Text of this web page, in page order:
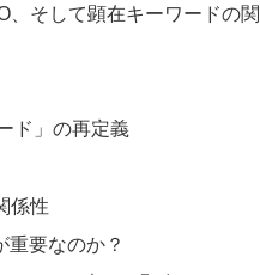
そして顕在キーワードの関
ド」の再定義
係性
重要なのか？